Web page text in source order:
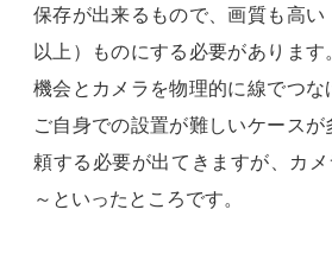
保存が出来るもので、画質も高い
以上）ものにする必要があります
機会とカメラを物理的に線でつな
ご自身での設置が難しいケース
頼する必要が出てきますが、カ
～といったところです。